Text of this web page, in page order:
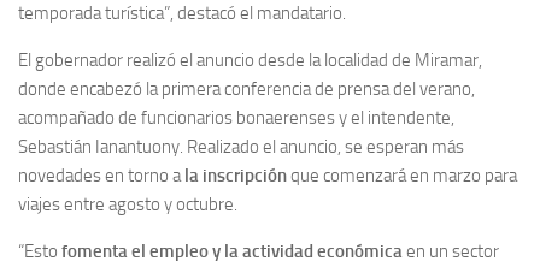
temporada turística”, destacó el mandatario.
El gobernador realizó el anuncio desde la localidad de Miramar,
donde encabezó la primera conferencia de prensa del verano,
acompañado de funcionarios bonaerenses y el intendente,
Sebastián Ianantuony. Realizado el anuncio, se esperan más
novedades en torno ala inscripciónque comenzará en marzo para
viajes entre agosto y octubre.
“Esto fomenta el empleo y la actividad económicaen un sector